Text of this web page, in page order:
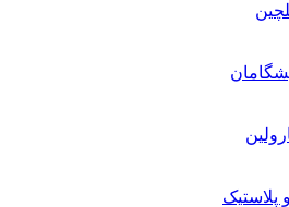
پلاستیک